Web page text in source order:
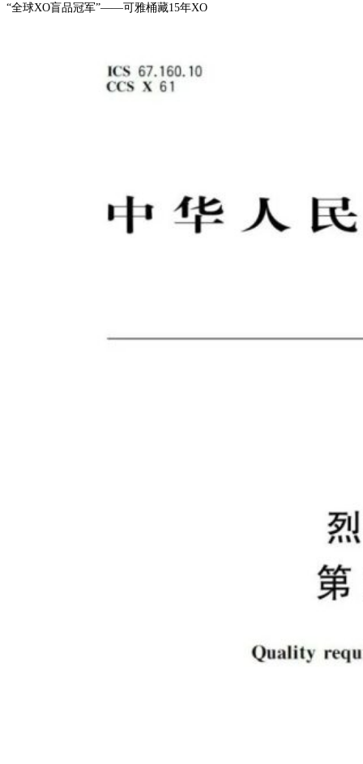
“全球XO盲品冠军”——可雅桶藏15年XO